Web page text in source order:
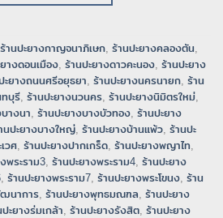
ร้านปะยางกาญจนาภิเษก, ร้านปะยางคลองตัน,
างดอนเมือง, ร้านปะยางดาวคะนอง, ร้านปะยาง
ะยางถนนศรีอยุธยา, ร้านปะยางนครนายก, ร้าน
ทบุรี, ร้านปะยางนวนคร, ร้านปะยางนิมิตรใหม่,
างนา, ร้านปะยางบางบัวทอง, ร้านปะยาง
นปะยางบางใหญ่, ร้านปะยางบ้านแพ้ว, ร้านปะ
วศ, ร้านปะยางปากเกร็ด, ร้านปะยางพญาไท,
พระราม3, ร้านปะยางพระราม4, ร้านปะยาง
, ร้านปะยางพระราม7, ร้านปะยางพระโขนง, ร้าน
ฒนาการ, ร้านปะยางพุทธมณฑล, ร้านปะยาง
ะยางร่มเกล้า, ร้านปะยางรังสิต, ร้านปะยาง